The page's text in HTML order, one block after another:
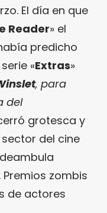
El día en que
Reader» el
predicho
«Extras»
, para
del
grotesca y
del cine
deambula
zombis
de actores